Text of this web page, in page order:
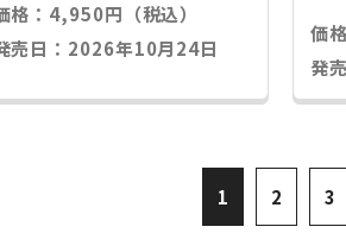
格：4,950円（税込）
売日：2026年10月24日
価
発
1 2 3